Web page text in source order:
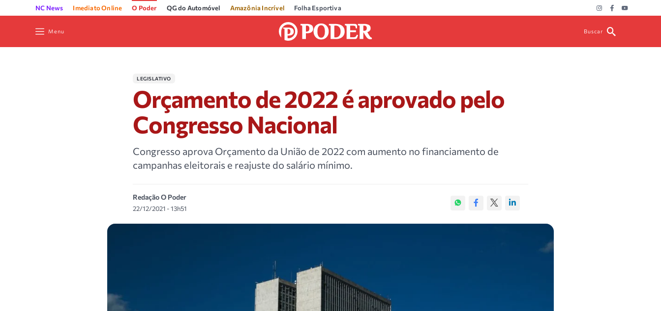
NC News Imediato Online O Poder QG do Automóvel Amazônia Incrível Folha Esportiva
Menu Buscar
LEGISLATIVO
Orçamento de 2022 é aprovado pelo
Congresso Nacional
Congresso aprova Orçamento da União de 2022 com aumento no financiamento de
campanhas eleitorais e reajuste do salário mínimo.
Redação O Poder
22/12/2021 - 13h51